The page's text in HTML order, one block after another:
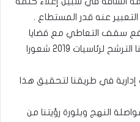
عنه قدر المستطاع .
رفع سقف التعاطي مع قضايا
الوطن والمواطنين من خلال إعلاننا الترشح لرئاسيات 2019 شعورا
في طريقنا لتحقيق هذا
النهج وبلورة رؤيتنا من